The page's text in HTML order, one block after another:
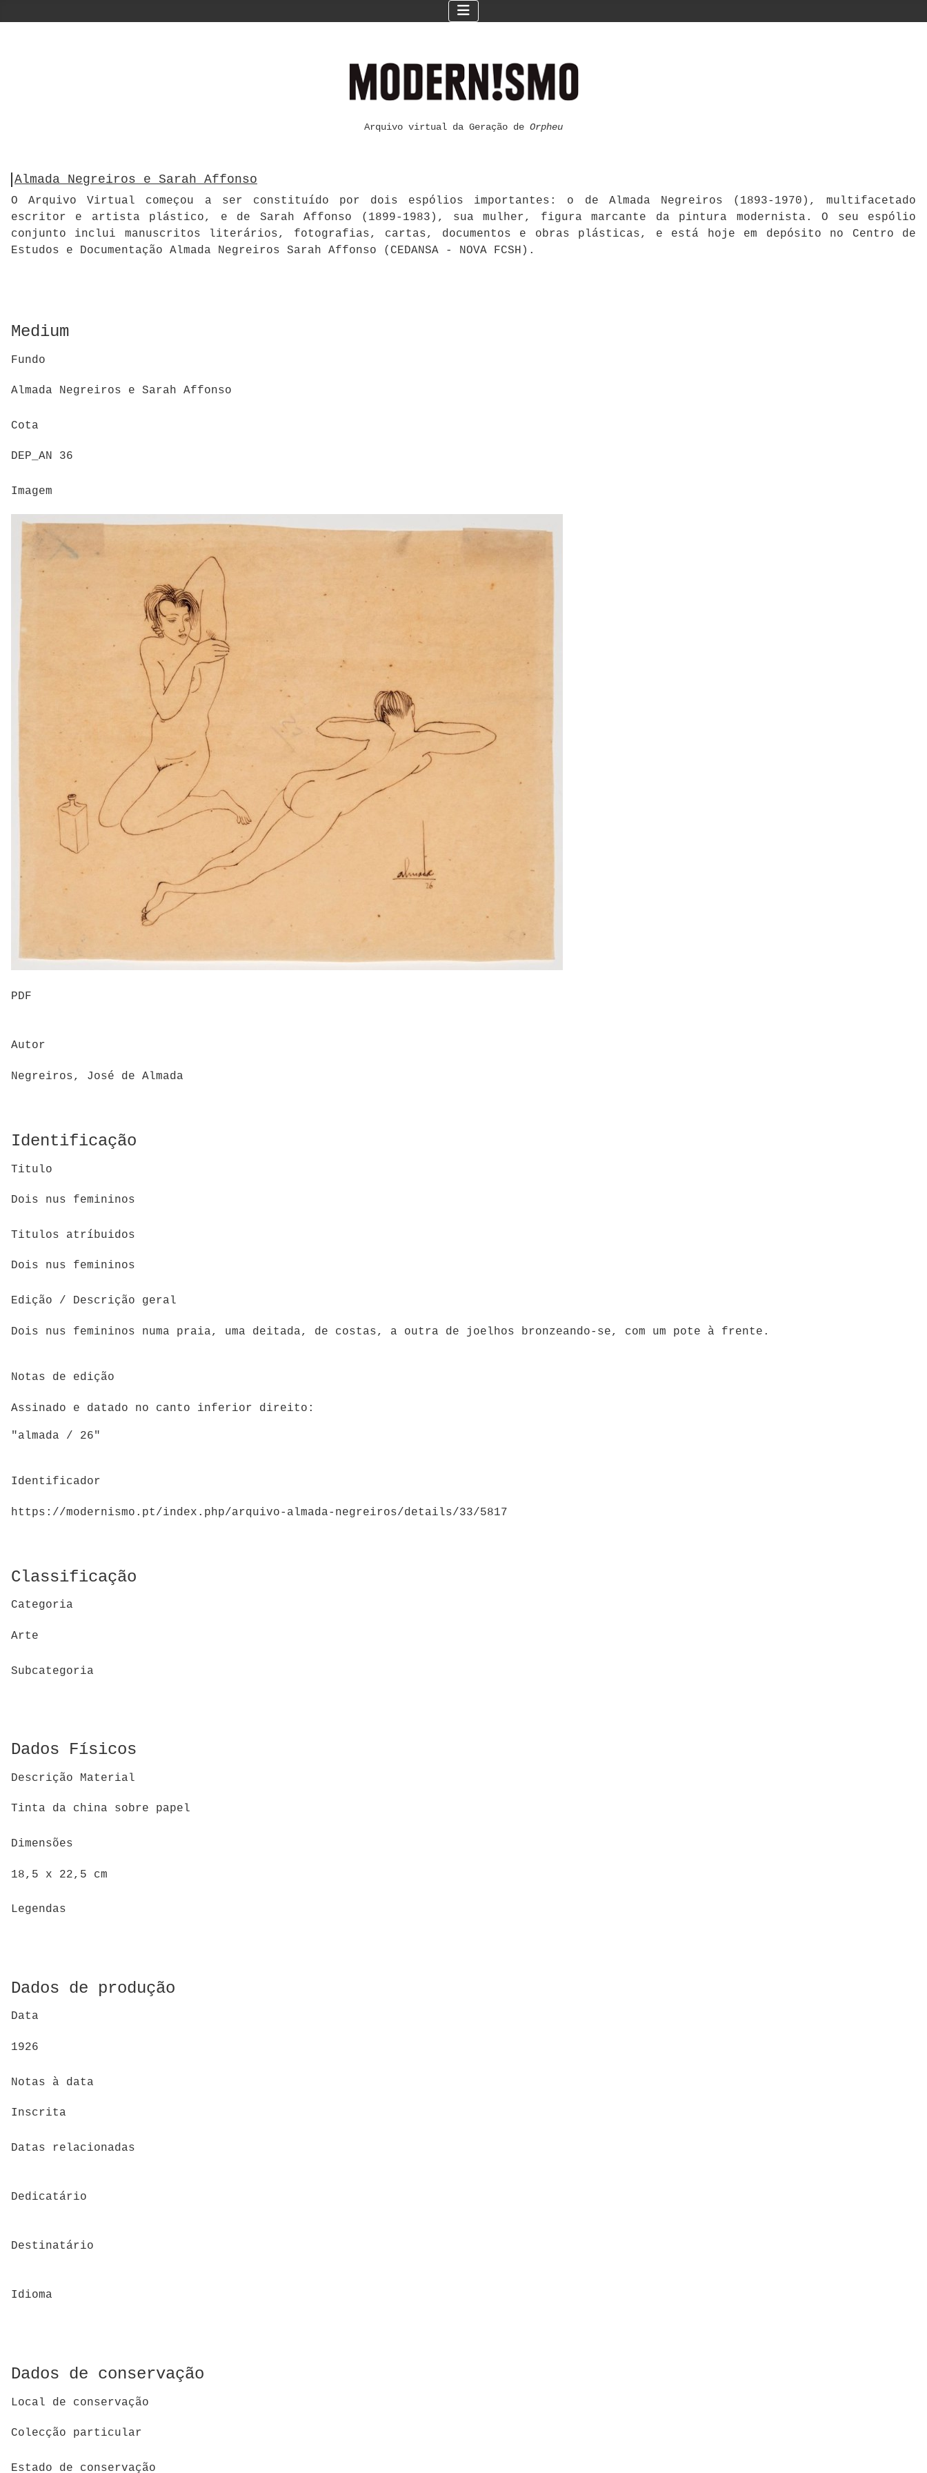
Arquivo virtual da Geração de Orpheu
Almada Negreiros e Sarah Affonso
O Arquivo Virtual começou a ser constituído por dois espólios importantes: o de Almada Negreiros (1893-1970), multifacetado
escritor e artista plástico, e de Sarah Affonso (1899-1983), sua mulher, figura marcante da pintura modernista. O seu espólio
conjunto inclui manuscritos literários, fotografias, cartas, documentos e obras plásticas, e está hoje em depósito no Centro de
Estudos e Documentação Almada Negreiros Sarah Affonso (CEDANSA - NOVA FCSH).
Medium
Fundo
Almada Negreiros e Sarah Affonso
Cota
DEP_AN 36
Imagem
PDF
Autor
Negreiros, José de Almada
Identificação
Titulo
Dois nus femininos
Titulos atríbuidos
Dois nus femininos
Edição / Descrição geral
Dois nus femininos numa praia, uma deitada, de costas, a outra de joelhos bronzeando-se, com um pote à frente.
Notas de edição
Assinado e datado no canto inferior direito:
"almada / 26"
Identificador
https://modernismo.pt/index.php/arquivo-almada-negreiros/details/33/5817
Classificação
Categoria
Arte
Subcategoria
Dados Físicos
Descrição Material
Tinta da china sobre papel
Dimensões
18,5 x 22,5 cm
Legendas
Dados de produção
Data
1926
Notas à data
Inscrita
Datas relacionadas
Dedicatário
Destinatário
Idioma
Dados de conservação
Local de conservação
Colecção particular
Estado de conservação